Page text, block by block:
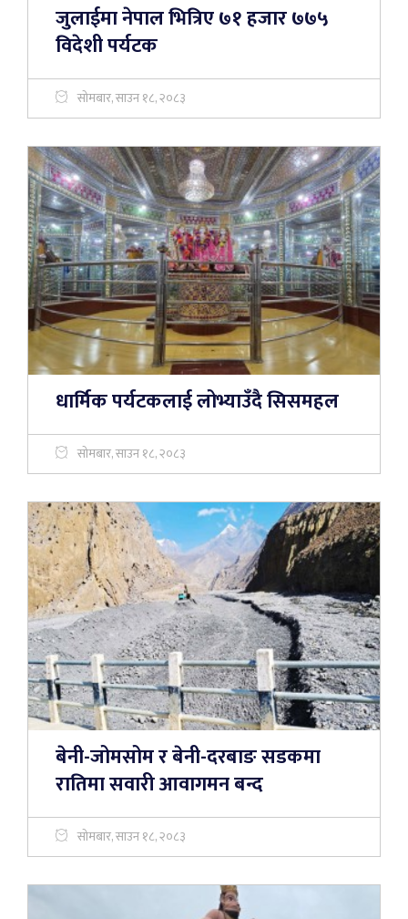
जुलाईमा नेपाल भित्रिए ७१ हजार ७७५
विदेशी पर्यटक
सोमबार, साउन १८, २०८३
धार्मिक पर्यटकलाई लोभ्याउँदै सिसमहल
सोमबार, साउन १८, २०८३
बेनी-जोमसोम र बेनी-दरबाङ सडकमा
रातिमा सवारी आवागमन बन्द
सोमबार, साउन १८, २०८३